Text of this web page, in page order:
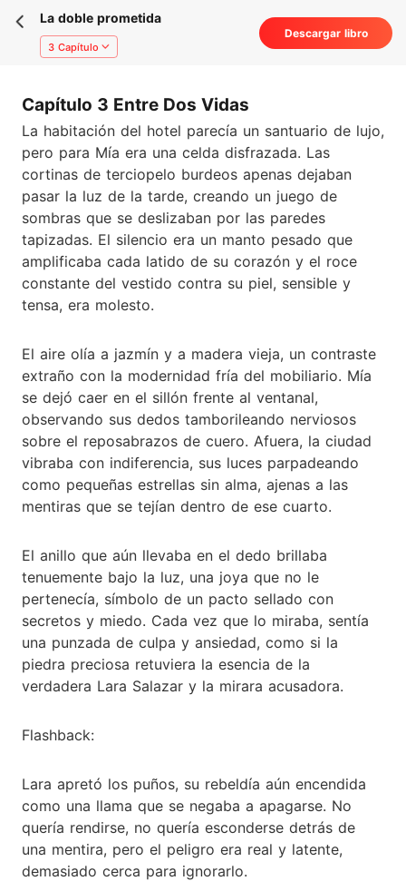
La doble prometida
3 Capítulo
Descargar libro
Capítulo 3 Entre Dos Vidas
La habitación del hotel parecía un santuario de lujo,
pero para Mía era una celda disfrazada. Las
cortinas de terciopelo burdeos apenas dejaban
pasar la luz de la tarde, creando un juego de
sombras que se deslizaban por las paredes
tapizadas. El silencio era un manto pesado que
amplificaba cada latido de su corazón y el roce
constante del vestido contra su piel, sensible y
tensa, era molesto.
El aire olía a jazmín y a madera vieja, un contraste
extraño con la modernidad fría del mobiliario. Mía
se dejó caer en el sillón frente al ventanal,
observando sus dedos tamborileando nerviosos
sobre el reposabrazos de cuero. Afuera, la ciudad
vibraba con indiferencia, sus luces parpadeando
como pequeñas estrellas sin alma, ajenas a las
mentiras que se tejían dentro de ese cuarto.
El anillo que aún llevaba en el dedo brillaba
tenuemente bajo la luz, una joya que no le
pertenecía, símbolo de un pacto sellado con
secretos y miedo. Cada vez que lo miraba, sentía
una punzada de culpa y ansiedad, como si la
piedra preciosa retuviera la esencia de la
verdadera Lara Salazar y la mirara acusadora.
Flashback:
Lara apretó los puños, su rebeldía aún encendida
como una llama que se negaba a apagarse. No
quería rendirse, no quería esconderse detrás de
una mentira, pero el peligro era real y latente,
demasiado cerca para ignorarlo.